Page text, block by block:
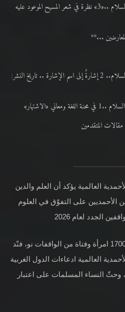
رأيٌ في لغة المسيح الموعود عليه السلام ..«3» نظرة في شعر المسيح الموعود عليه
...**
رأي في لغة المسيح الموعود عليه السلام.. 2 إشارةٌ إلى اسم الإشارة .. تاريخ النشر:
«الاشتهار»
المتقدمين
العالمية يؤكد أن العلم والدين
الأحمديين على التفوّق في العلوم
الجدد لعام 2026
في خطابٍ أمام أكثر من 1700 امرأة وفتاة من الواقفات نو، فنّد
العالمية ادعاءات الدول الغربية
وحثّ النساء المسلمات على اعتبار